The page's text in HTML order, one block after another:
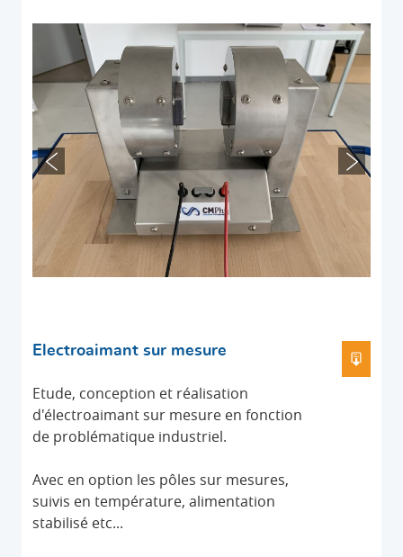
Electroaimant sur mesure
Etude, conception et réalisation
d'électroaimant sur mesure en fonction
de problématique industriel.
Avec en option les pôles sur mesures,
suivis en température, alimentation
stabilisé etc...